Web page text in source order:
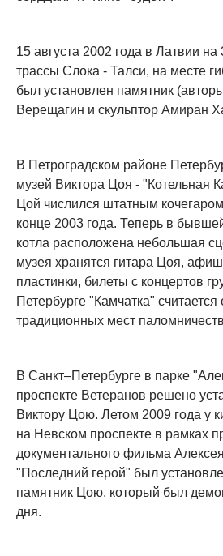
15 августа 2002 года в Латвии
трассы Слока - Талси, на месте
был установлен памятник
Верещагин и скульптор Амиран
В Петроградском районе
музей Виктора Цоя - "Котельная
Цой числился штатным
конце 2003 года. Теперь в
котла расположена небольшая
музея хранятся гитара Цоя,
пластинки, билеты с концертов
Петербурге "Камчатка"
традиционных мест
В Санкт–Петербурге в парке
проспекте Ветеранов решено
Виктору Цою. Летом 2009 года у
на Невском проспекте в рамках
документального фильма
"Последний герой" был
памятник Цою, который был
дня.